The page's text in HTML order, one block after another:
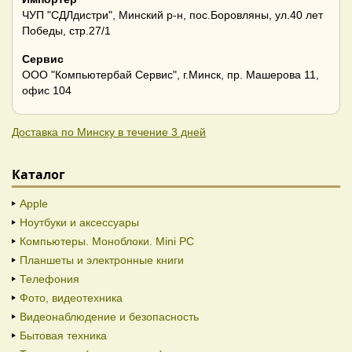
ЧУП "СДЛдистри", Минский р-н, пос.Боровляны, ул.40 лет
Победы, стр.27/1
Сервис
ООО "Компьютербай Сервис", г.Минск, пр. Машерова 11,
офис 104
Доставка по Минску в течение 3 дней
Каталог
Apple
Ноутбуки и аксессуары
Компьютеры. Моноблоки. Mini PC
Планшеты и электронные книги
Телефония
Фото, видеотехника
Видеонаблюдение и безопасность
Бытовая техника